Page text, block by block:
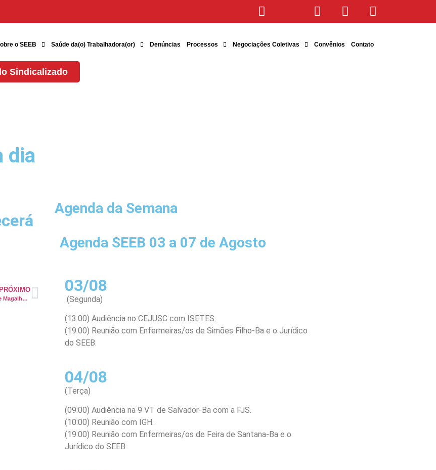
o SEEB Saúde da(o) Trabalhadora(or) Denúncias Processos Negociações Coletivas Convênios Contato
Sindicalizado
dia
PRÓXIMO
SEEB vai à Maternidade José Maria de Magalhães e à Sesab para defender as enfermeiras
Agenda da Semana
Agenda SEEB 03 a 07 de Agosto
03/08
(Segunda)
(13:00) Audiência no CEJUSC com ISETES.
(19:00) Reunião com Enfermeiras/os de Simões Filho-Ba e o Jurídico
do SEEB.
04/08
(Terça)
(09:00) Audiência na 9 VT de Salvador-Ba com a FJS.
(10:00) Reunião com IGH.
(19:00) Reunião com Enfermeiras/os de Feira de Santana-Ba e o
Jurídico do SEEB.